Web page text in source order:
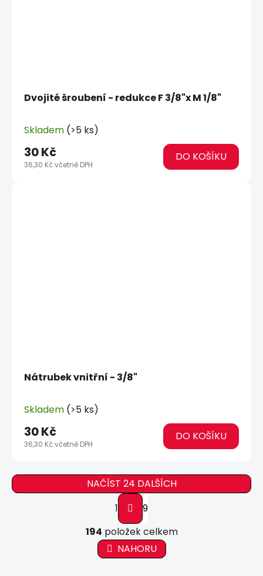
Dvojité šroubení - redukce F 3/8"x M 1/8"
Skladem (>5 ks)
36,30 Kč včetně DPH
30 Kč DO KOŠÍKU
Nátrubek vnitřní - 3/8"
Skladem (>5 ks)
36,30 Kč včetně DPH
30 Kč DO KOŠÍKU
O
v
l
á
NAČÍST 24 DALŠÍCH
S
t
r
á
n
k
1
9
194 položek celkem
NAHORU